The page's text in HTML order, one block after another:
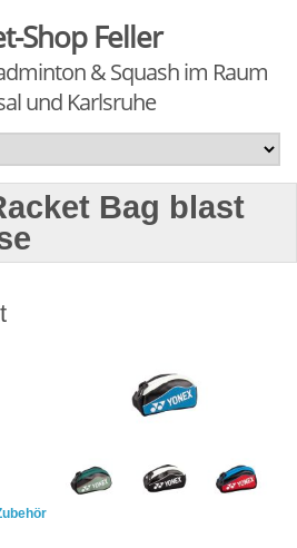
Shop Feller
& Squash im Raum
und Karlsruhe
Bag blast